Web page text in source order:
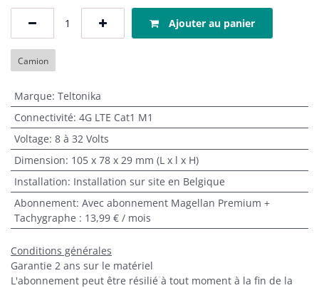
Ajouter au panier
Camion
Marque: Teltonika
Connectivité: 4G LTE Cat1 M1
Voltage: 8 à 32 Volts
Dimension: 105 x 78 x 29 mm (L x l x H)
Installation: Installation sur site en Belgique
Abonnement: Avec abonnement Magellan Premium +
Tachygraphe : 13,99 € / mois
Conditions générales
Garantie 2 ans sur le matériel
L'abonnement peut être résilié à tout moment à la fin de la